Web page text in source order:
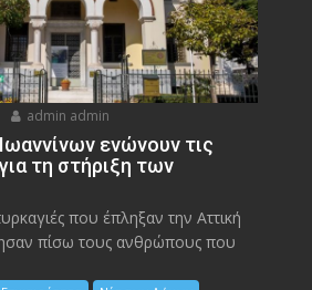
admin admin
ενώνουν τις
τη στήριξη των
που έπληξαν την Αττική
πίσω τους ανθρώπους που